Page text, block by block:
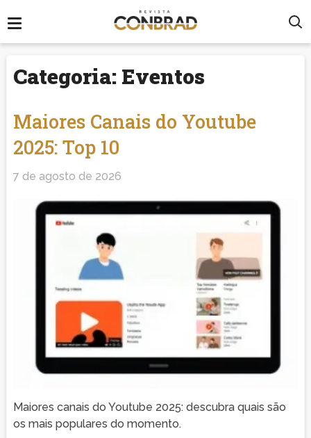
Categoria: Eventos
Maiores Canais do Youtube
2025: Top 10
7 de agosto de 2026
Maiores canais do Youtube 2025: descubra quais são
os mais populares do momento.